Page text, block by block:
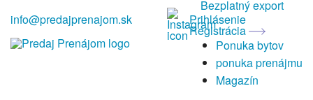
info@predajprenajom.sk
Bezplatný export
Prihlásenie
Registrácia
Ponuka bytov
ponuka prenájmu
Magazín